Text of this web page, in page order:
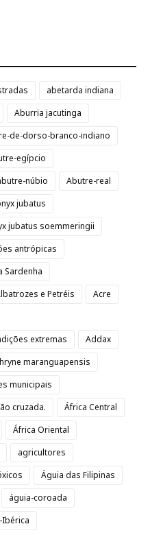
abetarda indiana
Aburria jacutinga
de-dorso-branco-indiano
egípcio
núbio
Abutre-real
jubatus
jubatus soemmeringii
antrópicas
Sardenha
e Petréis
Acre
extremas
Addax
maranguapensis
municipais
cruzada.
África Central
África Oriental
agricultores
Águia das Filipinas
águia-coroada